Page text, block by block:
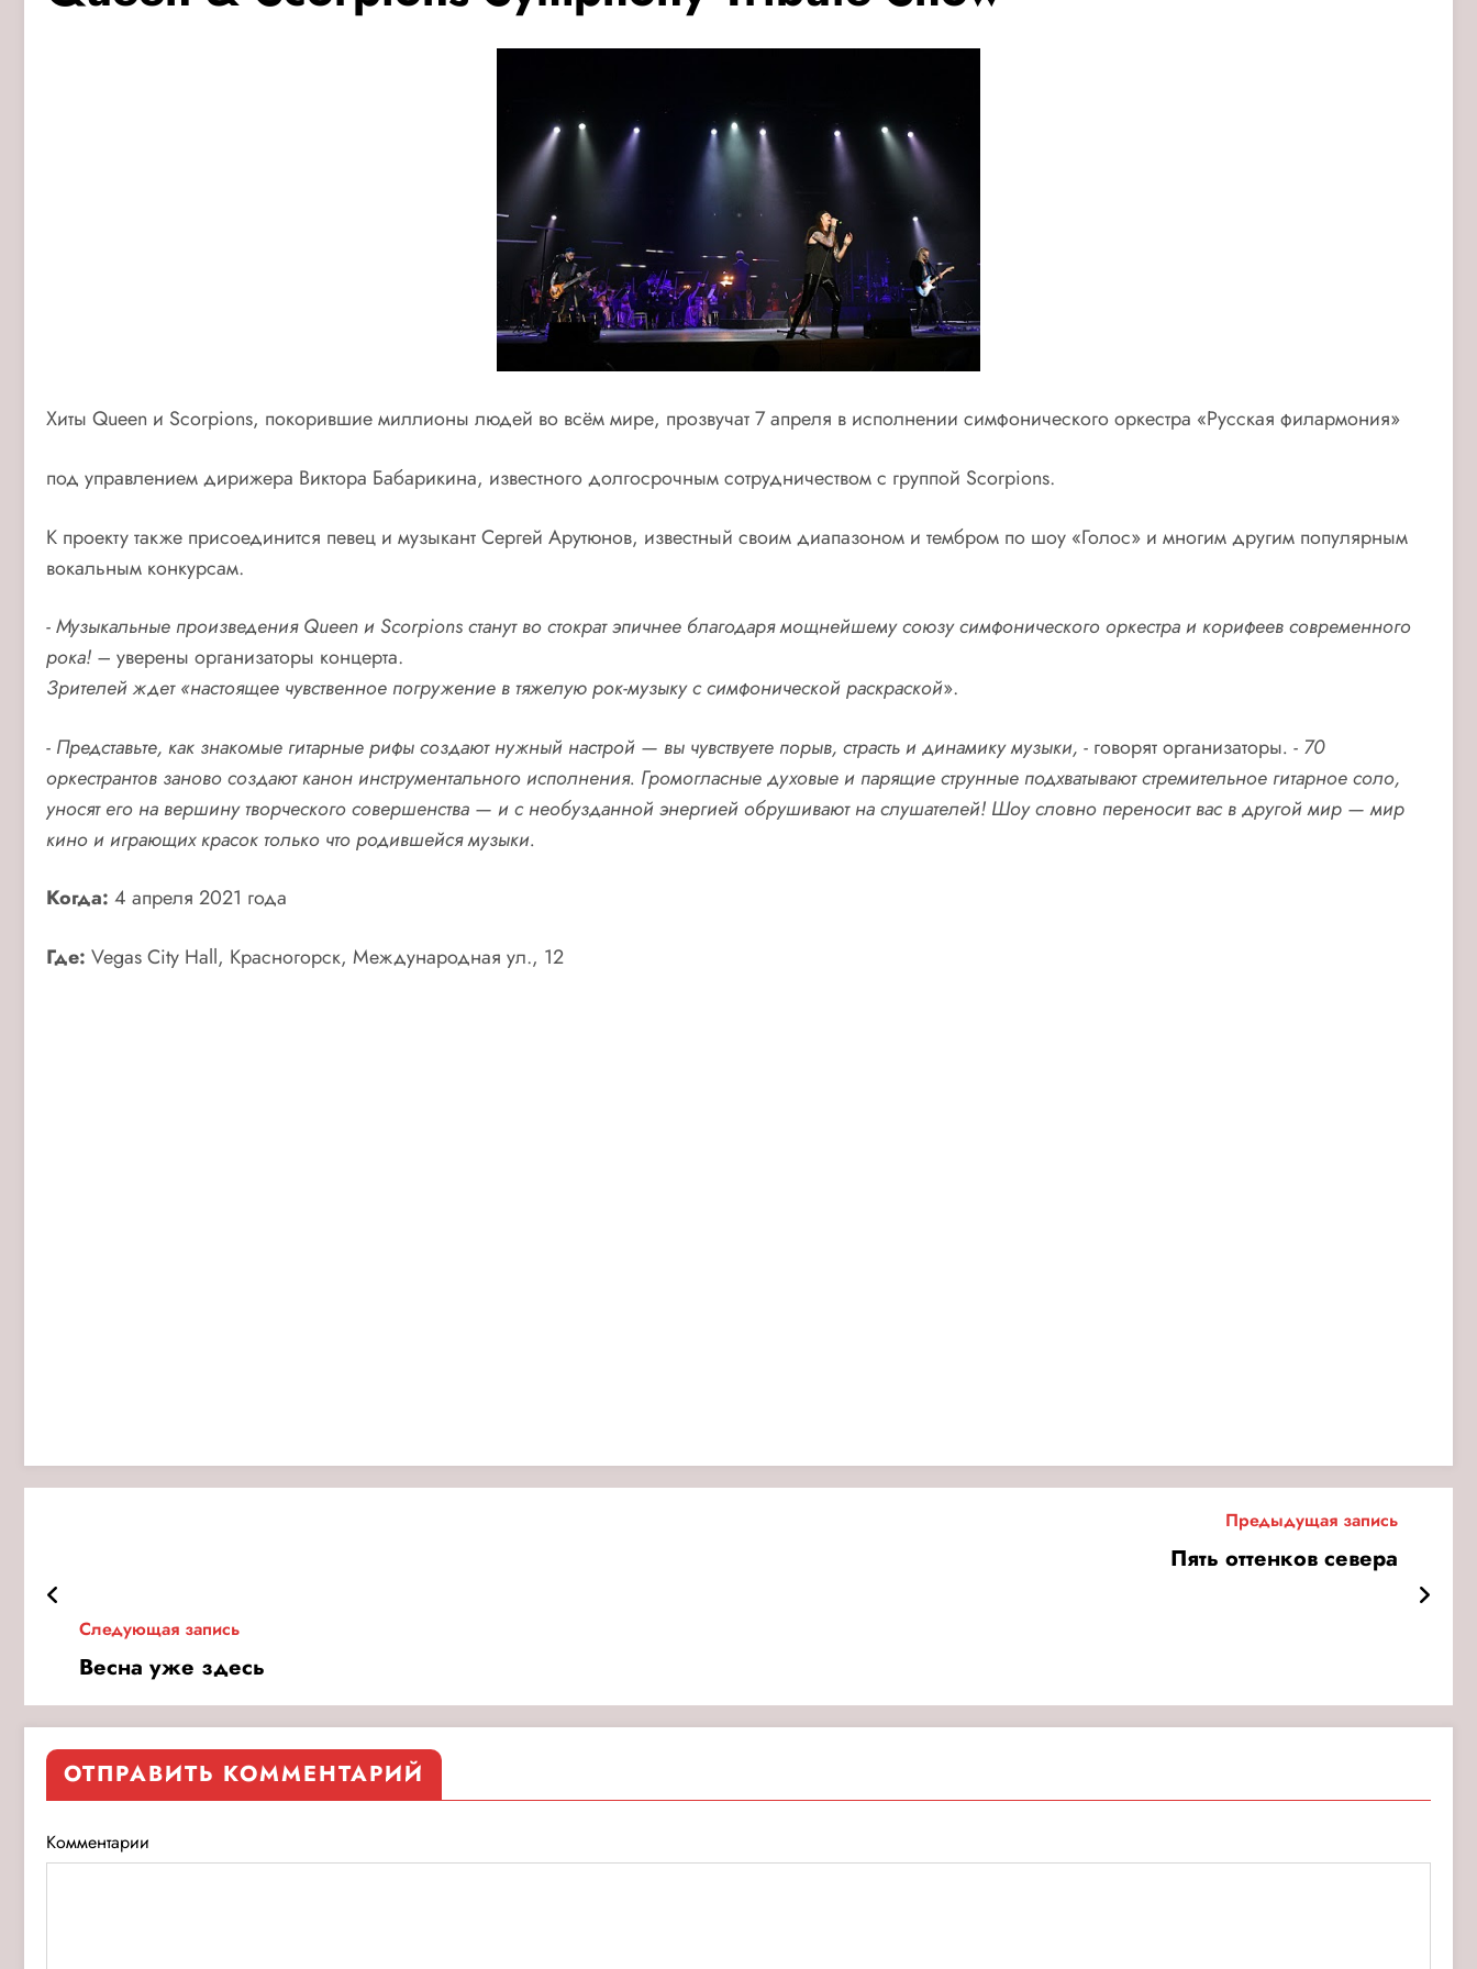
Хиты Queen и Scorpions, покорившие миллионы людей во всём мире, прозвучат 7 апреля в исполнении симфонического оркестра «Русская филармония»
под управлением дирижера Виктора Бабарикина, известного долгосрочным сотрудничеством с группой Scorpions.
К проекту также присоединится певец и музыкант Сергей Арутюнов, известный своим диапазоном и тембром по шоу «Голос» и многим другим популярным
вокальным конкурсам.
- Музыкальные произведения Queen и Scorpions станут во стократ эпичнее благодаря мощнейшему союзу симфонического оркестра и корифеев современного
рока! – уверены организаторы концерта.
Зрителей ждет «настоящее чувственное погружение в тяжелую рок-музыку с симфонической раскраской».
- Представьте, как знакомые гитарные рифы создают нужный настрой — вы чувствуете порыв, страсть и динамику музыки, - говорят организаторы. - 70
оркестрантов заново создают канон инструментального исполнения. Громогласные духовые и парящие струнные подхватывают стремительное гитарное соло,
уносят его на вершину творческого совершенства — и с необузданной энергией обрушивают на слушателей! Шоу словно переносит вас в другой мир — мир
кино и играющих красок только что родившейся музыки.
Когда: 4 апреля 2021 года
Где: Vegas City Hall, Красногорск, Международная ул., 12
Предыдущая запись
Пять оттенков севера
Следующая запись
Весна уже здесь
ОТПРАВИТЬ КОММЕНТАРИЙ
Комментарии